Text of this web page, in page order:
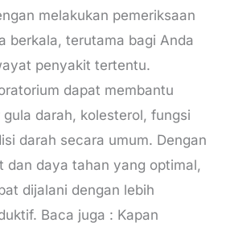
melakukan pemeriksaan
berkala, terutama bagi Anda
penyakit tertentu.
dapat membantu
darah, kolesterol, fungsi
darah secara umum. Dengan
dan daya tahan yang optimal,
dijalani dengan lebih
Baca juga : Kapan